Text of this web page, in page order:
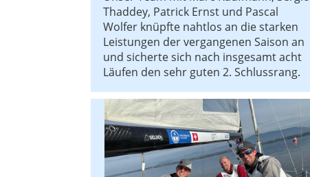
Thaddey, Patrick Ernst und Pascal
Wolfer knüpfte nahtlos an die starken
Leistungen der vergangenen Saison an
und sicherte sich nach insgesamt acht
Läufen den sehr guten 2. Schlussrang.